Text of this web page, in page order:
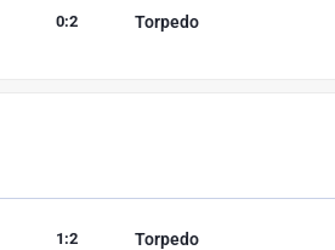
Torpedo
0:2
Torpedo
1 :2